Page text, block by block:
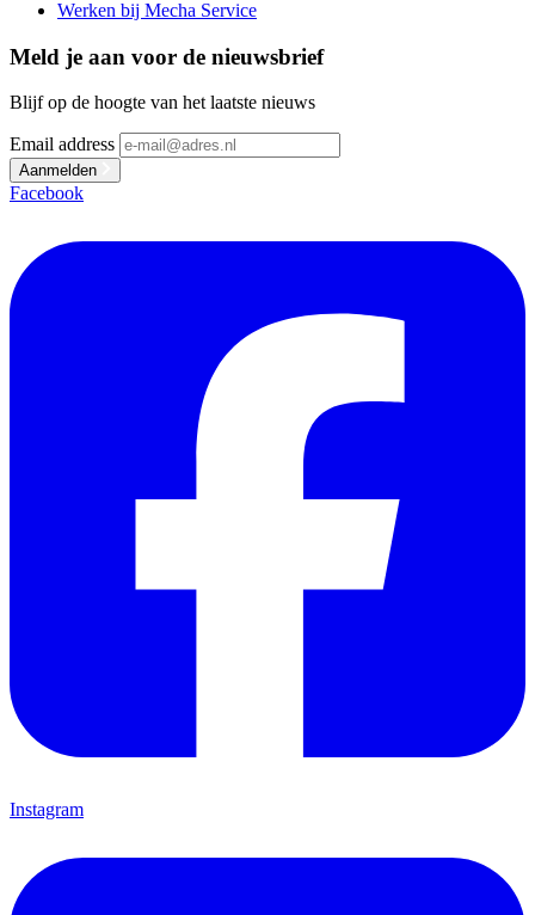
Werken bij Mecha Service
Meld je aan voor de nieuwsbrief
Blijf op de hoogte van het laatste nieuws
Email address
Aanmelden
Facebook
Instagram